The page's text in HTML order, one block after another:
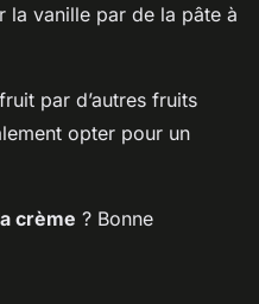
la vanille par de la pâte à
par d’autres fruits
opter pour un
crème ? Bonne